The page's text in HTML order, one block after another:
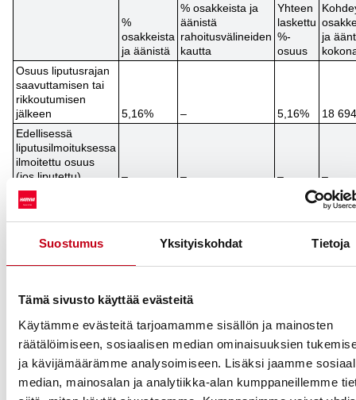
Suostumus Yksityiskohdat Tietoja
Tämä sivusto käyttää evästeitä
Käytämme evästeitä tarjoamamme sisällön ja mainosten
räätälöimiseen, sosiaalisen median ominaisuuksien
ja kävijämäärämme analysoimiseen. Lisäksi jaamme
median, mainosalan ja analytiikka-alan kumppaneillemme
%
osakkeista
ja äänistä
% osakkeista ja
äänistä
rahoitusvälineiden
kautta
Yhteen
laskettu
%-
osuus
ja
Osuus liputusrajan
saavuttamisen tai
rikkoutumisen
jälkeen
5,16% – 5,16%
18
Edellisessä
liputusilmoituksessa
ilmoitettu osuus
(jos liputettu)
– – – –
Ilmoitetut tiedot tilanteesta liputusrajan rikkoutumisen jälkeen:
lukumäärä
Osakesarja /
osakelaji
(AML
9:5)
(AML 9:6 ja
9:7)
(AML
9:5)
(AML 9:6 ja
9:7)
FI4000306873 965 461 – 5,16%
–
A YHTEENSÄ
965 461 – 5,16% –